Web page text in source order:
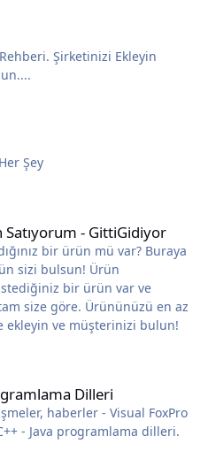
Şirketinizi Ekleyin
Şey
- GittiGidiyor
bir ürün mü var? Buraya
sizi bulsun! Ürün
bir ürün var ve
tam size göre. Ürününüzü en az
ekleyin ve müşterinizi bulun!
Dilleri
haberler - Visual FoxPro
- Java programlama dilleri.